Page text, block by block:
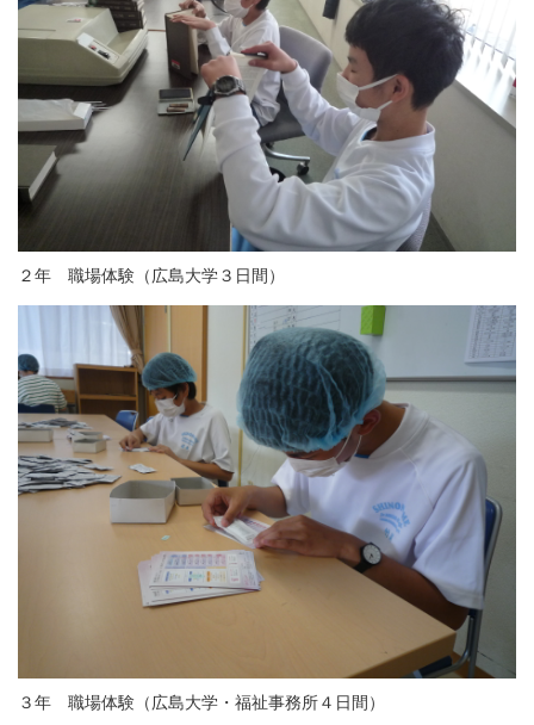
２年 職場体験（広島大学３日間）
３年 職場体験（広島大学・福祉事務所４日間）